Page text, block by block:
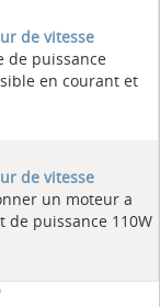
de vitesse
de puissance
en courant et
de vitesse
un moteur a
puissance 110W